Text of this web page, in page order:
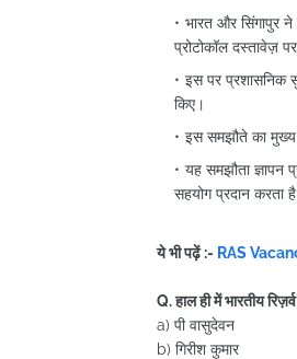
भारत और सिंगापुर
प्रोटोकॉल दस्तावेज़
इस पर प्रशासनिक
किए।
इस समझौते का मुख्य
यह समझौता ज्ञापन
सहयोग प्रदान करता
ये भी पढ़ें :- RAS
Q. हाल ही में भारतीय
a) पी वासुदेवन
b) गिरीश कुमार